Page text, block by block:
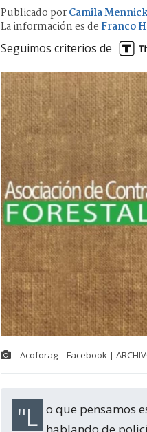
Publicado porCamila
La información es de Franco
Seguimos criterios de
Acoforag – Facebook |
"Lo que pensamos es que en la provincia de Arauco se tienen que ir todos. Estoy hablando de